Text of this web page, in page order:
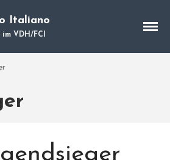
Hundetraining
Italiano
VDH/FCI